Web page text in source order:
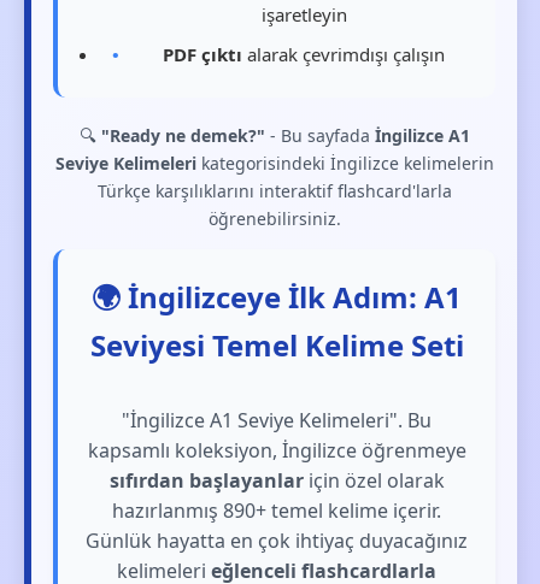
işaretleyin
PDF çıktı alarak çevrimdışı çalışın
🔍 "Ready ne demek?" - Bu sayfada İngilizce A1
Seviye Kelimelerikategorisindeki İngilizce kelimelerin
Türkçe karşılıklarını interaktif flashcard'larla
öğrenebilirsiniz.
🌍 İngilizceye İlk Adım: A1
Seviyesi Temel Kelime Seti
"İngilizce A1 Seviye Kelimeleri". Bu
kapsamlı koleksiyon, İngilizce öğrenmeye
sıfırdan başlayanlariçin özel olarak
hazırlanmış 890+ temel kelime içerir.
Günlük hayatta en çok ihtiyaç duyacağınız
kelimelerieğlenceli flashcardlarla